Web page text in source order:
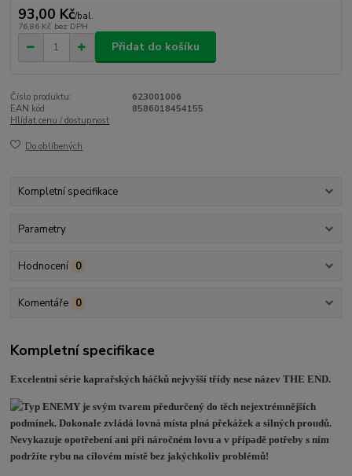
93,00 Kč/bal.
76,86 Kč bez DPH
Přidat do košíku
Číslo produktu:
623001006
EAN kód:
8586018454155
Hlídat cenu / dostupnost
Do oblíbených
Kompletní specifikace
Parametry
Hodnocení 0
Komentáře 0
Kompletní specifikace
Excelentní série kaprařských háčků nejvyšší třídy nese název THE END.